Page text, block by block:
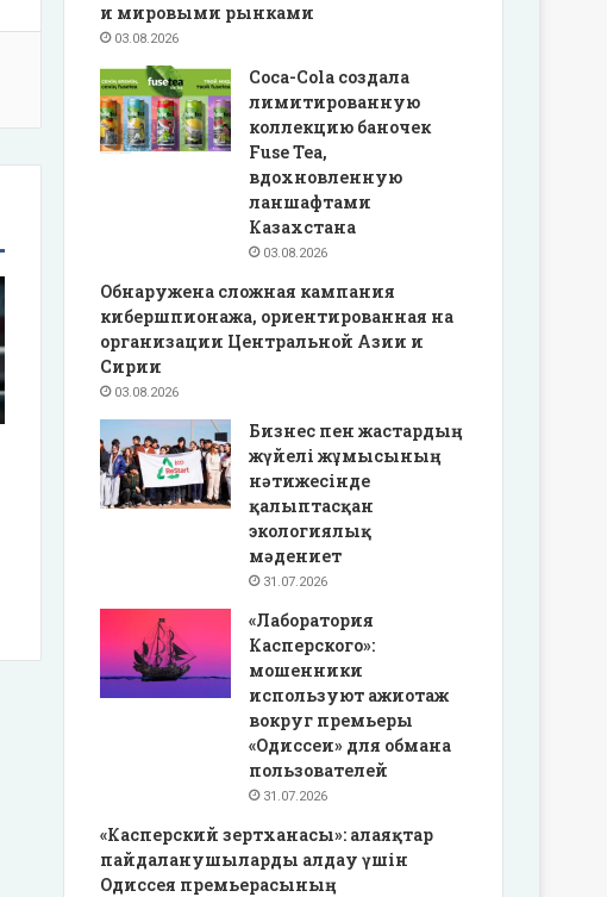
и мировыми рынками
03.08.2026
Coca-Cola создала
лимитированную
коллекцию баночек
Fuse Tea,
вдохновленную
ланшафтами
Казахстана
03.08.2026
Обнаружена сложная кампания
кибершпионажа, ориентированная на
организации Центральной Азии и
Сирии
03.08.2026
Бизнес пен жастардың
жүйелі жұмысының
нәтижесінде
қалыптасқан
экологиялық
мәдениет
31.07.2026
«Лаборатория
Касперского»:
мошенники
используют ажиотаж
вокруг премьеры
«Одиссеи» для обмана
пользователей
31.07.2026
«Касперский зертханасы»: алаяқтар
пайдаланушыларды алдау үшін
Одиссея премьерасының